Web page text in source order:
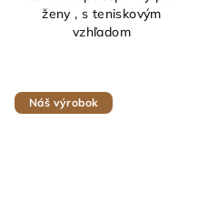
ženy , s teniskovým
vzhľadom
Náš výrobok